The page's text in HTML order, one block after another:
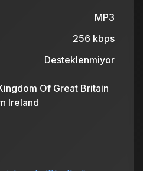
MP3
256 kbps
Desteklenmiyor
Of Great Britain
Ireland